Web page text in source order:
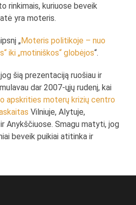
rinkimais, kuriuose beveik
yra moteris.
„Moteris politikoje – nuo
iki „motiniškos“ globėjos“.
šią prezentaciją ruošiau ir
dar 2007-ųjų rudenį, kai
apskrities moterų krizių centro
Vilniuje, Alytuje,
Anykščiuose. Smagu matyti, jog
beveik puikiai atitinka ir